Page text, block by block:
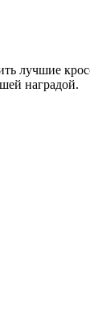
лучшие
наградой.